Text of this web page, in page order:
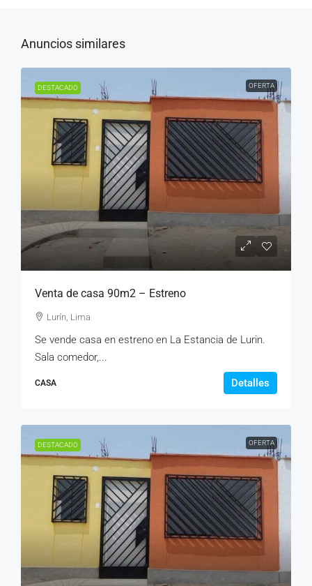
Anuncios similares
DESTACADO OFERTA
Venta de casa 90m2 – Estreno
Lurín, Lima
Se vende casa en estreno en La Estancia de Lurin.
Sala comedor,...
CASA Detalles
DESTACADO OFERTA